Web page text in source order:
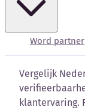
Word partner
Vergelijk
klantervaring.